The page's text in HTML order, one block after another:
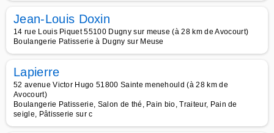
Jean-Louis Doxin
14 rue Louis Piquet 55100 Dugny sur meuse (à 28 km de Avocourt)
Boulangerie Patisserie à Dugny sur Meuse
Lapierre
52 avenue Victor Hugo 51800 Sainte menehould (à 28 km de
Avocourt)
Boulangerie Patisserie, Salon de thé, Pain bio, Traiteur, Pain de
seigle, Pâtisserie sur c